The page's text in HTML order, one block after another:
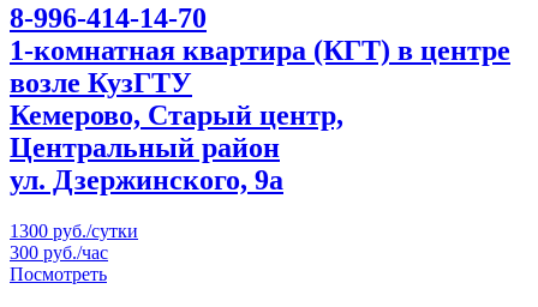
8-996-414-14-70
1-комнатная квартира (КГТ) в центре
возле КузГТУ
Кемерово, Старый центр,
Центральный район
ул. Дзержинского, 9а
1300 руб./сутки
300 руб./час
Посмотреть